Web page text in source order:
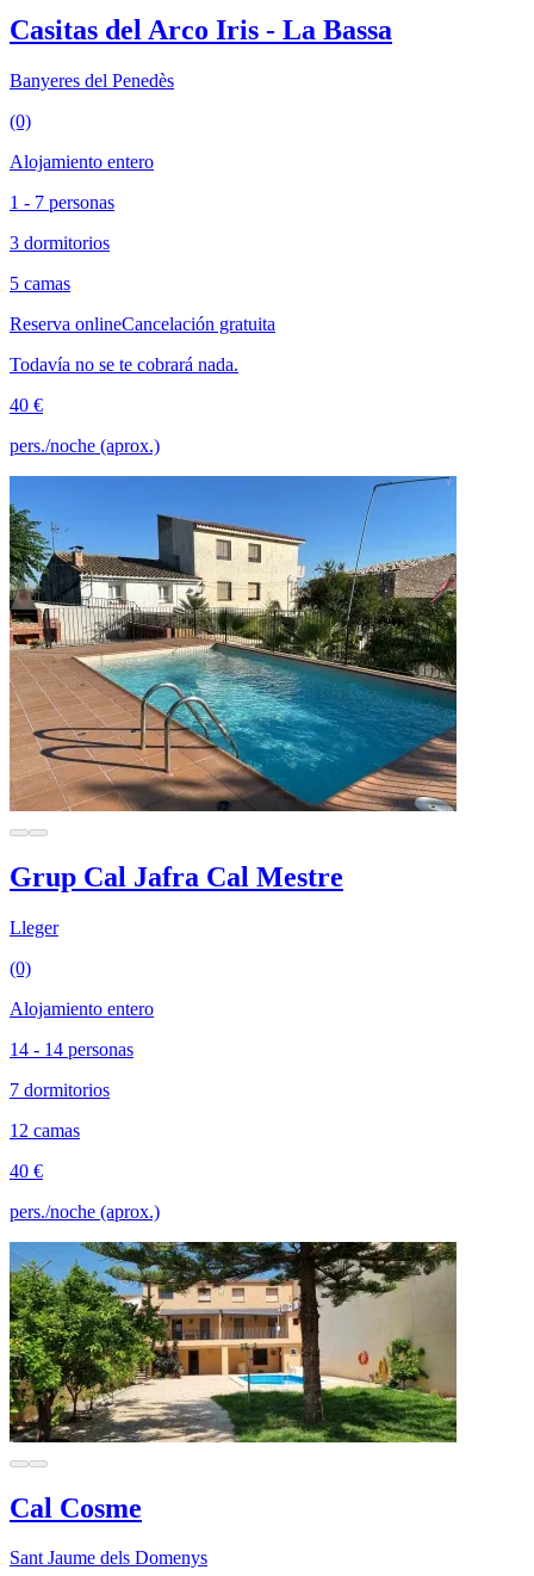
Casitas del Arco Iris - La Bassa
Banyeres del Penedès
(0)
Alojamiento entero
1 - 7 personas
3 dormitorios
5 camas
Reserva onlineCancelación gratuita
Todavía no se te cobrará nada.
40 €
pers./noche (aprox.)
Grup Cal Jafra Cal Mestre
Lleger
(0)
Alojamiento entero
14 - 14 personas
7 dormitorios
12 camas
40 €
pers./noche (aprox.)
Cal Cosme
Sant Jaume dels Domenys